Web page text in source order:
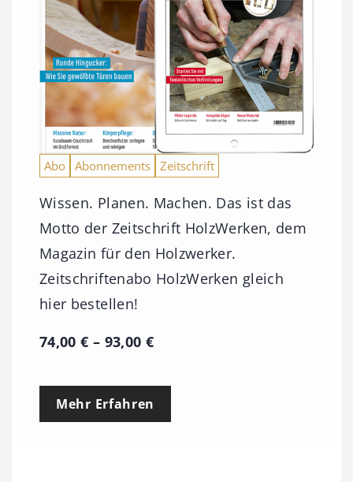
Abo Abonnements Zeitschrift
Wissen. Planen. Machen. Das ist das
Motto der Zeitschrift HolzWerken, dem
Magazin für den Holzwerker.
Zeitschriftenabo HolzWerken gleich
hier bestellen!
74,00€ – 93,00 €P
e
Mehr Erfahren